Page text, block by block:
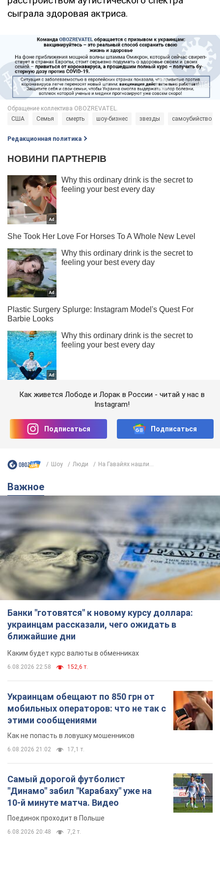
сыграла здоровая актриса.
США Семья смерть шоу-бизнес звезды самоубийство
Редакционная политика
Как живется Лободе и Лорак в России - читай у нас в
Instagram!
Подписаться Подписаться
Шоу Люди На Гавайях нашли...
Важное
Банки "готовятся" к новому курсу доллара:
украинцам рассказали, чего ожидать в
ближайшие дни
Каким будет курс валюты в обменниках
6.08.2026 22:58 152,6 т.
Украинцам обещают по 850 грн от
мобильных операторов: что не так с
этими сообщениями
Как не попасть в ловушку мошенников
6.08.2026 21:02 17,1 т.
Самый дорогой футболист
"Динамо" забил "Карабаху" уже на
10-й минуте матча. Видео
Поединок проходит в Польше
6.08.2026 20:48 7,2 т.